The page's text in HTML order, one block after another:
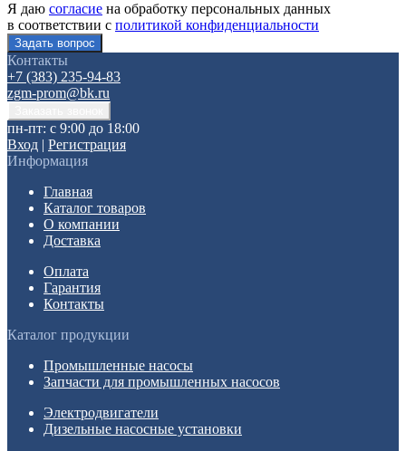
Я даю согласие на обработку персональных данных
в соответствии с политикой конфиденциальности
Контакты
+7 (383) 235-94-83
zgm-prom@bk.ru
пн-пт: с 9:00 до 18:00
Вход | Регистрация
Информация
Главная
Каталог товаров
О компании
Доставка
Оплата
Гарантия
Контакты
Каталог продукции
Промышленные насосы
Запчасти для промышленных насосов
Электродвигатели
Дизельные насосные установки